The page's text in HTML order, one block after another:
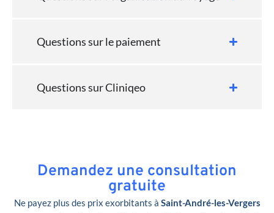
Questions sur le paiement
Questions sur Cliniqeo
Demandez une consultation
gratuite
Ne payez plus des prix exorbitants à Saint-André-les-Vergers